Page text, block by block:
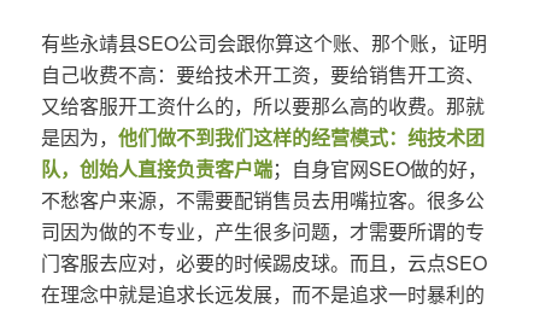
有些永靖县SEO公司会跟你算这个账、那个账，证明
自己收费不高：要给技术开工资，要给销售开工资、
又给客服开工资什么的，所以要那么高的收费。那就
是因为， 他们做不到我们这样的经营模式：纯技术团
队，创始人直接负责客户端；自身官网SEO做的好，
不愁客户来源，不需要配销售员去用嘴拉客。很多公
司因为做的不专业，产生很多问题，才需要所谓的专
门客服去应对，必要的时候踢皮球。而且，云点SEO
在理念中就是追求长远发展，而不是追求一时暴利的